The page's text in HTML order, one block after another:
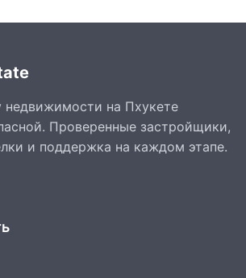
недвижимости на Пхукете
Проверенные застройщики,
и поддержка на каждом этапе.